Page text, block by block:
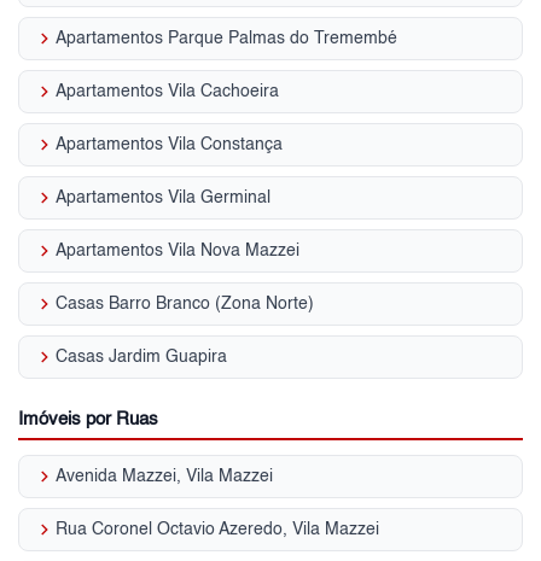
keyboard_arrow_right Apartamentos Parque Palmas do Tremembé
keyboard_arrow_right Apartamentos Vila Cachoeira
keyboard_arrow_right Apartamentos Vila Constança
keyboard_arrow_right Apartamentos Vila Germinal
keyboard_arrow_right Apartamentos Vila Nova Mazzei
keyboard_arrow_right Casas Barro Branco (Zona Norte)
keyboard_arrow_right Casas Jardim Guapira
Imóveis por Ruas
keyboard_arrow_right Avenida Mazzei, Vila Mazzei
keyboard_arrow_right Rua Coronel Octavio Azeredo, Vila Mazzei